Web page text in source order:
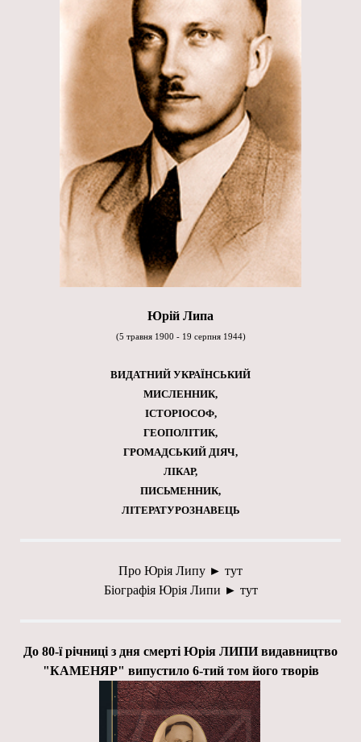
Юрій Липа
(5 травня 1900 - 19 серпня 1944)
ВИДАТНИЙ УКРАЇНСЬКИЙ
МИСЛЕННИК,
ІСТОРІОСОФ,
ГЕОПОЛІТИК,
ГРОМАДСЬКИЙ ДІЯЧ,
ЛІКАР,
ПИСЬМЕННИК,
ЛІТЕРАТУРОЗНАВЕЦЬ
Про Юрія Липу ► тут
Біографія Юрія Липи ► тут
До 80-ї річниці з дня смерті Юрія ЛИПИ видавництво
"КАМЕНЯР" випустило 6-тий том його творів